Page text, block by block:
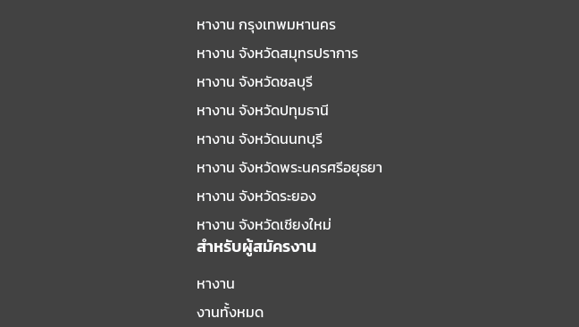
หางาน กรุงเทพมหานคร
หางาน จังหวัดสมุทรปราการ
หางาน จังหวัดชลบุรี
หางาน จังหวัดปทุมธานี
หางาน จังหวัดนนทบุรี
หางาน จังหวัดพระนครศรีอยุธยา
หางาน จังหวัดระยอง
หางาน จังหวัดเชียงใหม่
สำหรับผู้สมัครงาน
หางาน
งานทั้งหมด